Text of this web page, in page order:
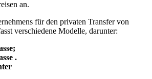
an.
für den privaten Transfer von
verschiedene Modelle, darunter:
.